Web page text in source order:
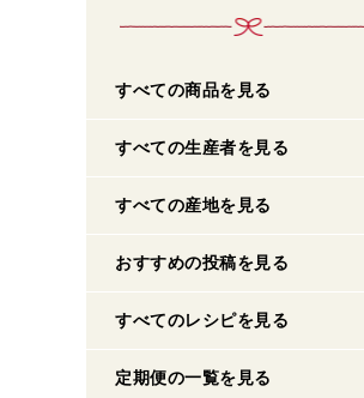
すべての商品を見る
すべての生産者を見る
すべての産地を見る
おすすめの投稿を見る
すべてのレシピを見る
定期便の一覧を見る